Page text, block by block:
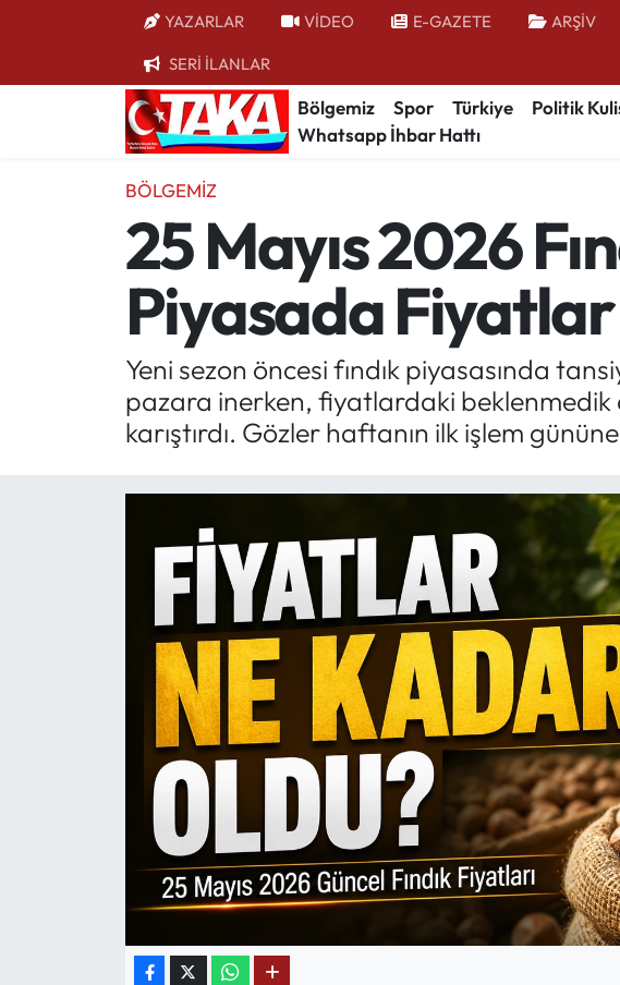
YAZARLAR VİDEO E-GAZETE ARŞİV
SERİ İLANLAR
Bölgemiz Spor Türkiye Politik
Whatsapp İhbar Hattı
BÖLGEMIZ
25 Mayıs 2026
Piyasada
Yeni sezon öncesi fındık piyasasında
pazara inerken, fiyatlardaki beklenmedik
karıştırdı. Gözler haftanın ilk işlem
Bölgemiz
Kültür/Sanat
Politik Kulis
Köşe Yazıları
Karikatür Galeri
Spor Yazıları
Mektup Galeri
Trabzon Nöbetçi Eczaneler
Trabzon Hava Durumu
Trabzon Trafik Yoğunluk Haritası
Süper Lig Puan Durumu ve Fikstür
Tüm Manşetler
Son Dakika Haberleri
Haber Arşivi